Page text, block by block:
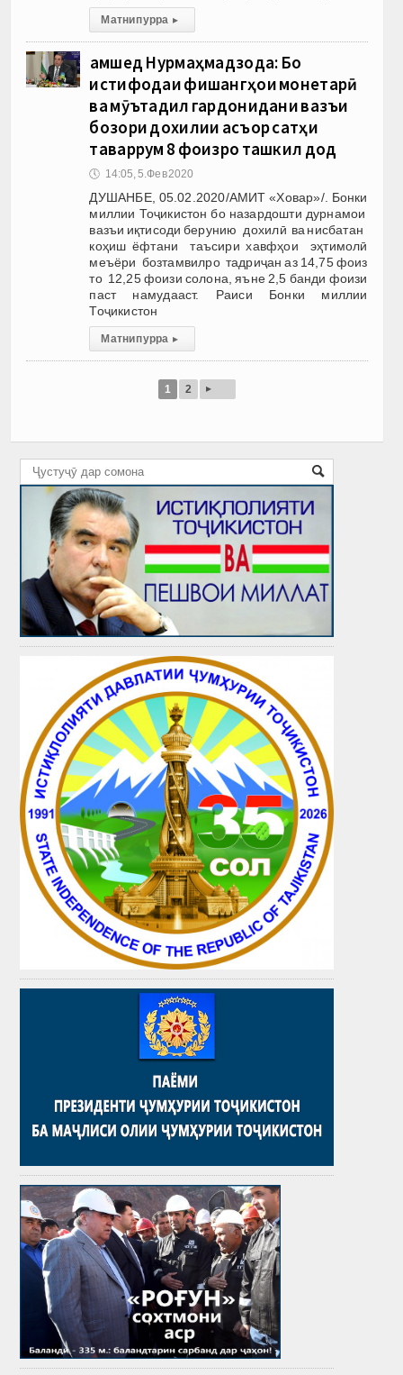
Матни пурра ▸
Ҷамшед Нурмаҳмадзода: Бо
истифодаи фишангҳои монетарӣ
ва мӯътадил гардонидани вазъи
бозори дохилии асъор сатҳи
таваррум 8 фоизро ташкил дод
🕔 14:05, 5.Фев 2020
ДУШАНБЕ, 05.02.2020/АМИТ «Ховар»/. Бонки
миллии Тоҷикистон бо назардошти дурнамои
вазъи иқтисоди берунию дохилӣ ва нисбатан
коҳиш ёфтани таъсири хавфҳои эҳтимолӣ
меъёри бозтамвилро тадриҷан аз 14,75 фоиз
то 12,25 фоизи солона, яъне 2,5 банди фоизи
паст намудааст. Раиси Бонки миллии
Тоҷикистон
Матни пурра ▸
1 2 ▸